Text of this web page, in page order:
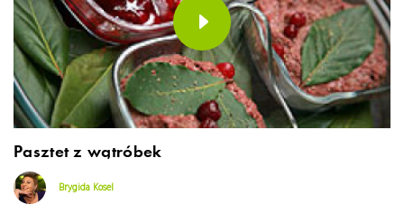
Pasztet z wątróbek
Brygida Kosel